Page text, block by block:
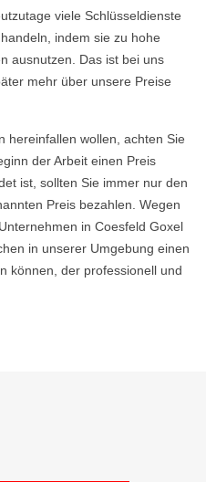
viele Schlüsseldienste
indem sie zu hohe
ausnutzen. Das ist bei uns
mehr über unsere Preise
hereinfallen wollen, achten Sie
der Arbeit einen Preis
ist, sollten Sie immer nur den
Preis bezahlen. Wegen
in Coesfeld Goxel
in unserer Umgebung einen
können, der professionell und